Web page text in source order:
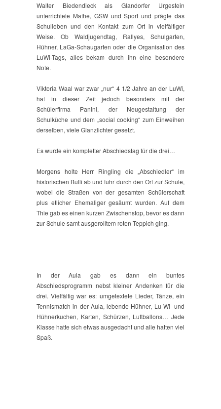
Walter Biedendieck als Glandorfer Urgestein
unterrichtete Mathe, GSW und Sport und prägte das
Schulleben und den Kontakt zum Ort in vielfältiger
Weise. Ob Waldjugendtag, Rallyes, Schulgarten,
Hühner, LaGa-Schaugarten oder die Organisation des
LuWi-Tags, alles bekam durch ihn eine besondere
Note.
Viktoria Waal war zwar „nur“ 4 1/2 Jahre an der LuWi,
hat in dieser Zeit jedoch besonders mit der
Schülerfirma Panini, der Neugestaltung der
Schulküche und dem „social cooking“ zum Einweihen
derselben, viele Glanzlichter gesetzt.
Es wurde ein kompletter Abschiedstag für die drei…
Morgens holte Herr Ringling die „Abschiedler“ im
historischen Bulli ab und fuhr durch den Ort zur Schule,
wobei die Straßen von der gesamten Schülerschaft
plus etlicher Ehemaliger gesäumt wurden. Auf dem
Thie gab es einen kurzen Zwischenstop, bevor es dann
zur Schule samt ausgerolltem roten Teppich ging.
In der Aula gab es dann ein buntes
Abschiedsprogramm nebst kleiner Andenken für die
drei. Vielfältig war es: umgetextete Lieder, Tänze, ein
Tennismatch in der Aula, lebende Hühner, Lu-Wi- und
Hühnerkuchen, Karten, Schürzen, Luftballons… Jede
Klasse hatte sich etwas ausgedacht und alle hatten viel
Spaß.